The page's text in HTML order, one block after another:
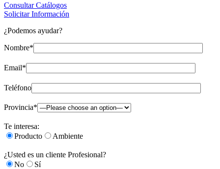
Consultar Catálogos
Solicitar Información
¿Podemos ayudar?
Nombre*
Email*
Teléfono
Provincia*
Te interesa:
Producto
Ambiente
¿Usted es un cliente Profesional?
No
Sí